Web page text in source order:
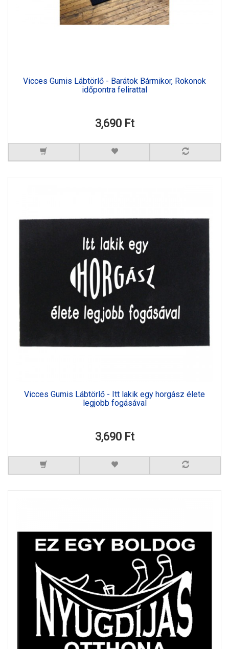
Vicces Gumis Lábtörlő - Barátok Bármikor, Rokonok
időpontra felirattal
3,690 Ft
Vicces Gumis Lábtörlő - Itt lakik egy horgász élete
legjobb fogásával
3,690 Ft